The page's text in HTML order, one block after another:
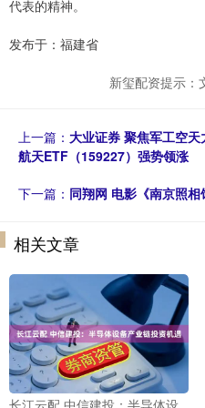
代表的精神。
发布于：福建省
新玺配资提示：
上一篇： 大业证券 聚焦军工空
航天ETF（159227）强势领涨
下一篇： 同翔网 电影《南京照
相关文章